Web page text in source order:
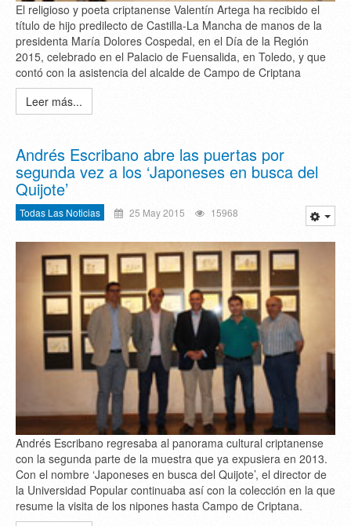
El religioso y poeta criptanense Valentín Artega ha recibido el
título de hijo predilecto de Castilla-La Mancha de manos de la
presidenta María Dolores Cospedal, en el Día de la Región
2015, celebrado en el Palacio de Fuensalida, en Toledo, y que
contó con la asistencia del alcalde de Campo de Criptana
Leer más...
Andrés Escribano abre las puertas por
segunda vez a los ‘Japoneses en busca del
Quijote’
Todas Las Noticias 25 May 2015 15968
Andrés Escribano regresaba al panorama cultural criptanense
con la segunda parte de la muestra que ya expusiera en 2013.
Con el nombre ‘Japoneses en busca del Quijote’, el director de
la Universidad Popular continuaba así con la colección en la que
resume la visita de los nipones hasta Campo de Criptana.